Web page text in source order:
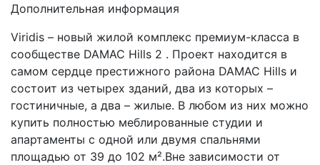
Дополнительная информация
Viridis – новый жилой комплекс премиум-класса в
сообществе DAMAC Hills 2 . Проект находится в
самом сердце престижного района DAMAC Hills и
состоит из четырех зданий, два из которых –
гостиничные, а два – жилые. В любом из них можно
купить полностью меблированные студии и
апартаменты с одной или двумя спальнями
площадью от 39 до 102 м².Вне зависимости от